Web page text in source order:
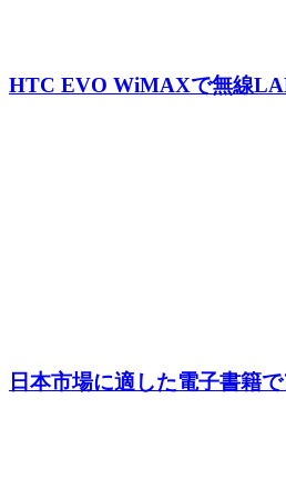
HTC EVO WiMAXで無線
日本市場に適した電子書籍